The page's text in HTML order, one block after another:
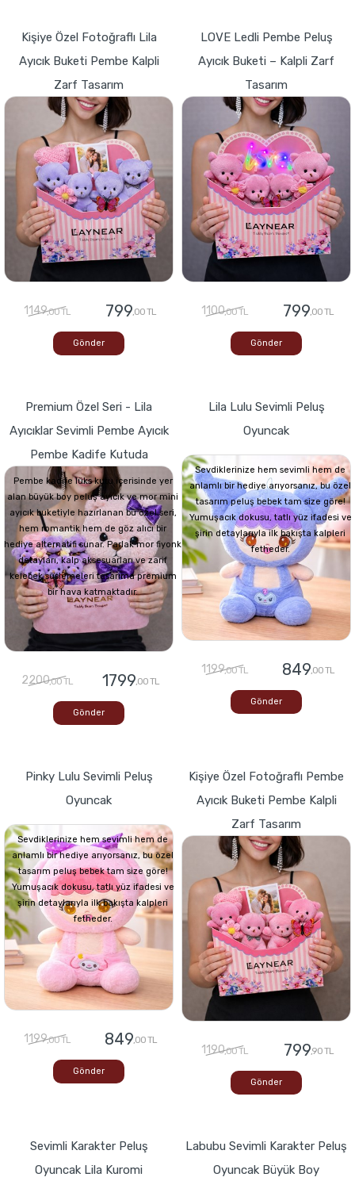
Kişiye Özel Fotoğraflı Lila
Ayıcık Buketi Pembe Kalpli
Zarf Tasarım
1149,00 TL 799,00 TL
Gönder
LOVE Ledli Pembe Peluş
Ayıcık Buketi – Kalpli Zarf
Tasarım
1100,00 TL 799,00 TL
Gönder
Premium Özel Seri - Lila
Ayıcıklar Sevimli Pembe Ayıcık
Pembe Kadife Kutuda
Pembe kadife lüks kutu içerisinde yer
alan büyük boy peluş ayıcık ve mor mini
ayıcık buketiyle hazırlanan bu özel seri,
hem romantik hem de göz alıcı bir
hediye alternatifi sunar. Parlak mor fiyonk
detayları, kalp aksesuarları ve zarif
kelebek süslemeleri tasarıma premium
bir hava katmaktadır.
2200,00 TL 1799,00 TL
Gönder
Lila Lulu Sevimli Peluş
Oyuncak
Sevdiklerinize hem sevimli hem de
anlamlı bir hediye arıyorsanız, bu özel
tasarım peluş bebek tam size göre!
Yumuşacık dokusu, tatlı yüz ifadesi ve
şirin detaylarıyla ilk bakışta kalpleri
fetheder.
1199,00 TL 849,00 TL
Gönder
Pinky Lulu Sevimli Peluş
Oyuncak
Sevdiklerinize hem sevimli hem de
anlamlı bir hediye arıyorsanız, bu özel
tasarım peluş bebek tam size göre!
Yumuşacık dokusu, tatlı yüz ifadesi ve
şirin detaylarıyla ilk bakışta kalpleri
fetheder.
1199,00 TL 849,00 TL
Gönder
Kişiye Özel Fotoğraflı Pembe
Ayıcık Buketi Pembe Kalpli
Zarf Tasarım
1190,00 TL 799,90 TL
Gönder
Sevimli Karakter Peluş
Oyuncak Lila Kuromi
Labubu Sevimli Karakter Peluş
Oyuncak Büyük Boy